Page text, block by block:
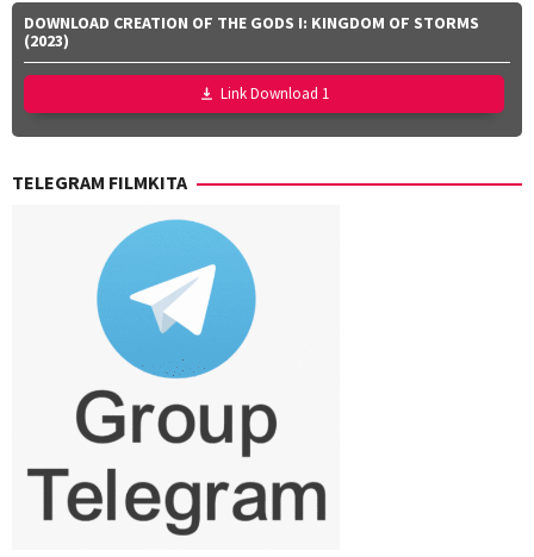
Mutia
Nurul
DOWNLOAD CREATION OF THE GODS I: KINGDOM OF STORMS
(2023)
Link Download 1
TELEGRAM FILMKITA